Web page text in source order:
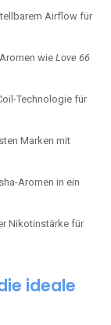
Airflow für
wie Love 66
Technologie für
Marken mit
Aromen in ein
Nikotinstärke für
ideale